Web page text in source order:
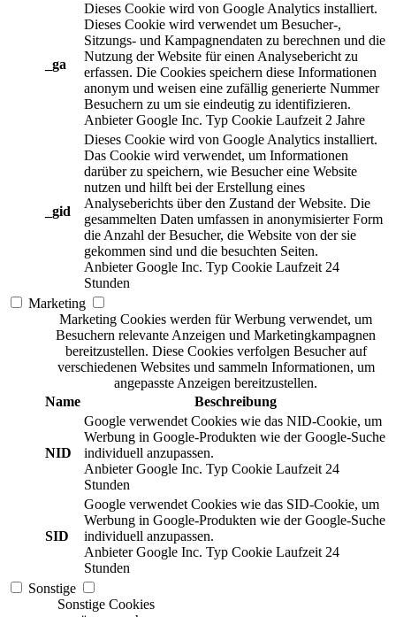
_ga
Dieses Cookie wird von Google Analytics installiert.
Dieses Cookie wird verwendet um Besucher-,
Sitzungs- und Kampagnendaten zu berechnen und die
Nutzung der Website für einen Analysebericht zu
erfassen. Die Cookies speichern diese Informationen
anonym und weisen eine zufällig generierte Nummer
Besuchern zu um sie eindeutig zu identifizieren.
Anbieter Google Inc. Typ Cookie Laufzeit 2 Jahre
_gid
Dieses Cookie wird von Google Analytics installiert.
Das Cookie wird verwendet, um Informationen
darüber zu speichern, wie Besucher eine Website
nutzen und hilft bei der Erstellung eines
Analyseberichts über den Zustand der Website. Die
gesammelten Daten umfassen in anonymisierter Form
die Anzahl der Besucher, die Website von der sie
gekommen sind und die besuchten Seiten.
Anbieter Google Inc. Typ Cookie Laufzeit 24
Stunden
Marketing
Marketing Cookies werden für Werbung verwendet, um
Besuchern relevante Anzeigen und Marketingkampagnen
bereitzustellen. Diese Cookies verfolgen Besucher auf
verschiedenen Websites und sammeln Informationen, um
angepasste Anzeigen bereitzustellen.
Name
Beschreibung
NID
Google verwendet Cookies wie das NID-Cookie, um
Werbung in Google-Produkten wie der Google-Suche
individuell anzupassen.
Anbieter Google Inc. Typ Cookie Laufzeit 24
Stunden
SID
Google verwendet Cookies wie das SID-Cookie, um
Werbung in Google-Produkten wie der Google-Suche
individuell anzupassen.
Anbieter Google Inc. Typ Cookie Laufzeit 24
Stunden
Sonstige
Sonstige Cookies